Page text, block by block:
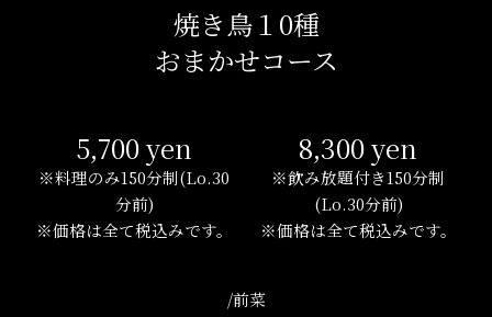
焼き鳥１0種
おまかせコース
5,700 yen
※料理のみ150分制(Lo.30
分前)
※価格は全て税込みです。
8,300 yen
※飲み放題付き150分制
(Lo.30分前)
※価格は全て税込みです。
/前菜